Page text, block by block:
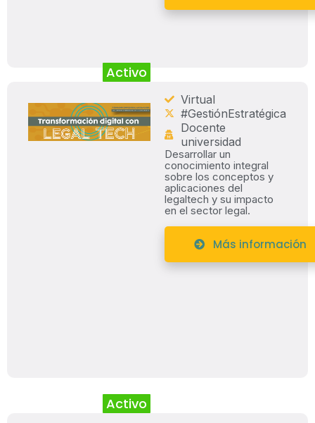
Activo
Virtual
#GestiónEstratégica
Docente
universidad
Desarrollar un
conocimiento integral
sobre los conceptos y
aplicaciones del
legaltech y su impacto
en el sector legal.
Más información
Activo